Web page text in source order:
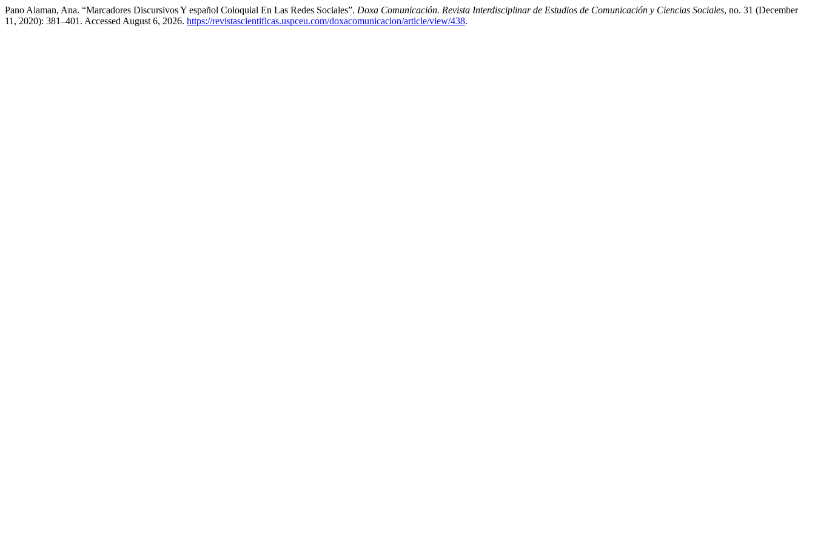
Pano Alaman, Ana. “Marcadores Discursivos Y español Coloquial En Las Redes Sociales”. Doxa Comunicación. Revista Interdisciplinar de Estudios de Comunicación y Ciencias Sociales, no. 31 (December
11, 2020): 381–401. Accessed August 6, 2026. https://revistascientificas.uspceu.com/doxacomunicacion/article/view/438.